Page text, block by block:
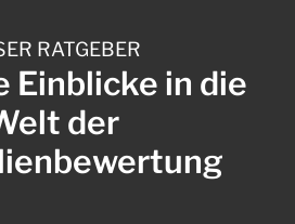
RATGEBER
Einblicke in die
der